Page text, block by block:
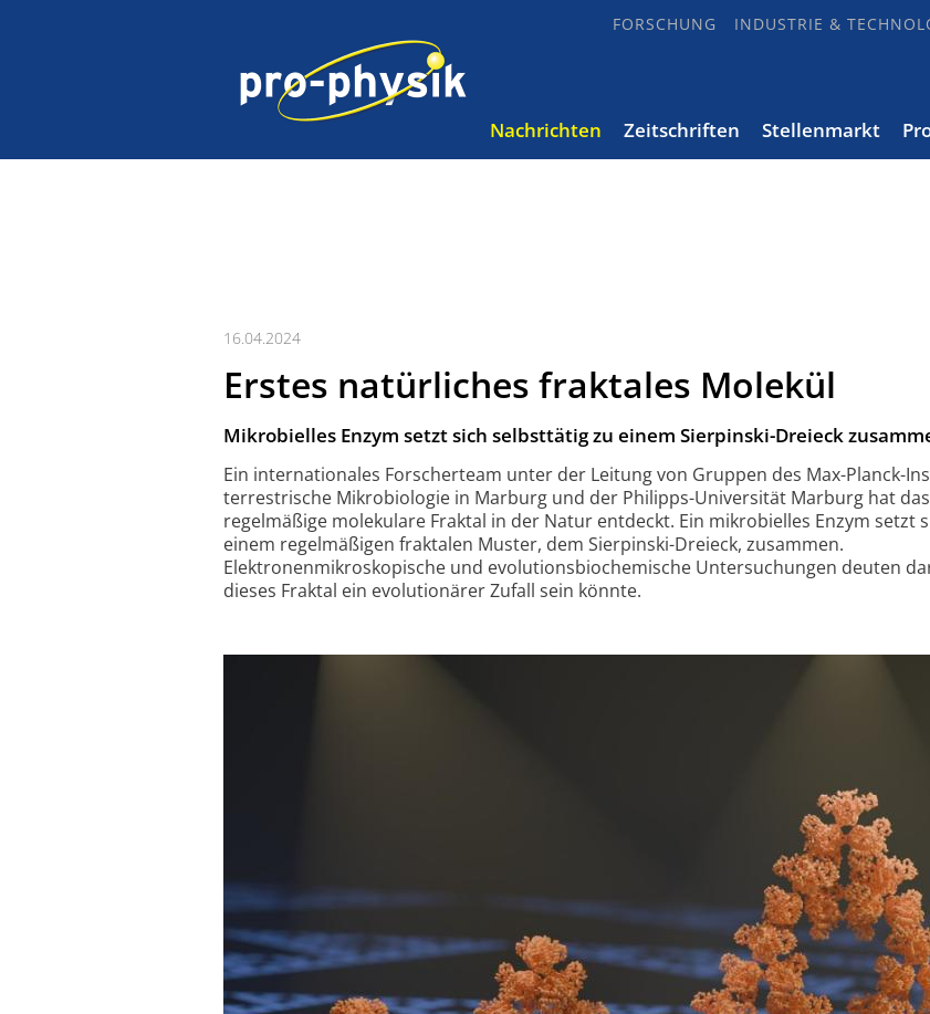
FORSCHUNG INDUSTRIE &
Nachrichten Zeitschriften Stellenmarkt
16.04.2024
Erstes natürliches fraktales Molekül
Mikrobielles Enzym setzt sich selbsttätig zu einem Sierpinski-Dreieck
Ein internationales Forscherteam unter der Leitung von Gruppen des Max-Planck-
terrestrische Mikrobiologie in Marburg und der Philipps-Universität Marburg hat
regelmäßige molekulare Fraktal in der Natur entdeckt. Ein mikrobielles Enzym setzt
einem regelmäßigen fraktalen Muster, dem Sierpinski-Dreieck, zusammen.
Elektronenmikroskopische und evolutionsbiochemische Untersuchungen deuten
dieses Fraktal ein evolutionärer Zufall sein könnte.